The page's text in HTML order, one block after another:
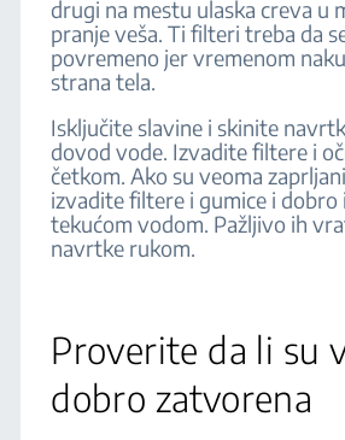
drugi na mestu ulaska creva u
pranje veša. Ti filteri treba da
povremeno jer vremenom
strana tela.
Isključite slavine i skinite
dovod vode. Izvadite filtere i
četkom. Ako su veoma
izvadite filtere i gumice i dobro
tekućom vodom. Pažljivo ih
navrtke rukom.
Proverite da li su
dobro zatvorena